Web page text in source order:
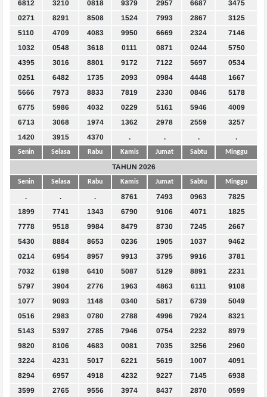
6812
3210 0818 9379 2957 6687
3475
0271
8291 8508 1524 7993 2867
3125
5110
4709 4083 9950 6669 2324
7146
1032
0548 3618 0111 0871 0244
5750
4395
3016 8801 9172 7122 5697
0534
0251
6482 1735 2093 0984 4448
1667
5666
7973 8833 7819 2330 0846
5178
6775
5986 4032 0229 5161 5946
4009
6713
3068 1974 1362 2978 2559
3257
1420
3915 4370 . . . .
Senin Selasa Rabu Kamis Jumat Sabtu Minggu
TAHUN 2026
Senin Selasa Rabu Kamis Jumat Sabtu Minggu
. . . 8761 7493 0963
7825
1899
7741 1343 6790 9106 4071
1825
7778
9518 9984 8479 8730 7245
2667
5430
8884 8653 0236 1905 1037
9462
0214
6954 8957 9913 3795 9916
3781
7032
6198 6410 5087 5129 8891
2231
5797
3904 2776 1963 4863 6111
9108
1077
9093 1148 0340 5817 6739
5049
0516
2983 0780 2788 4996 7924
8321
5143
5397 2785 7946 0754 2232
8979
9820
8106 4683 0081 7035 3256
2960
3224
4231 5017 6221 5619 1007
4091
8294
6957 4918 4232 9227 7145
6938
3599
2765 9556 3974 8437 2870
0599